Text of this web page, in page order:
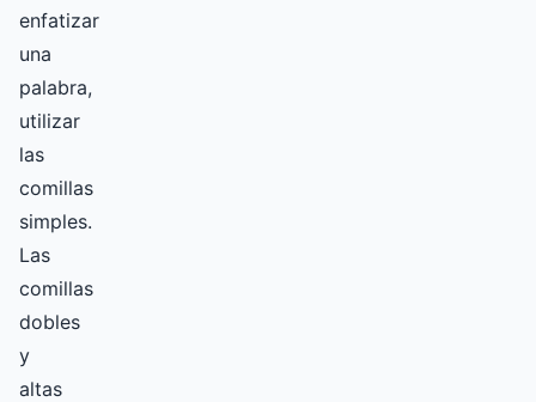
enfatizar
una
palabra,
utilizar
las
comillas
simples.
Las
comillas
dobles
y
altas